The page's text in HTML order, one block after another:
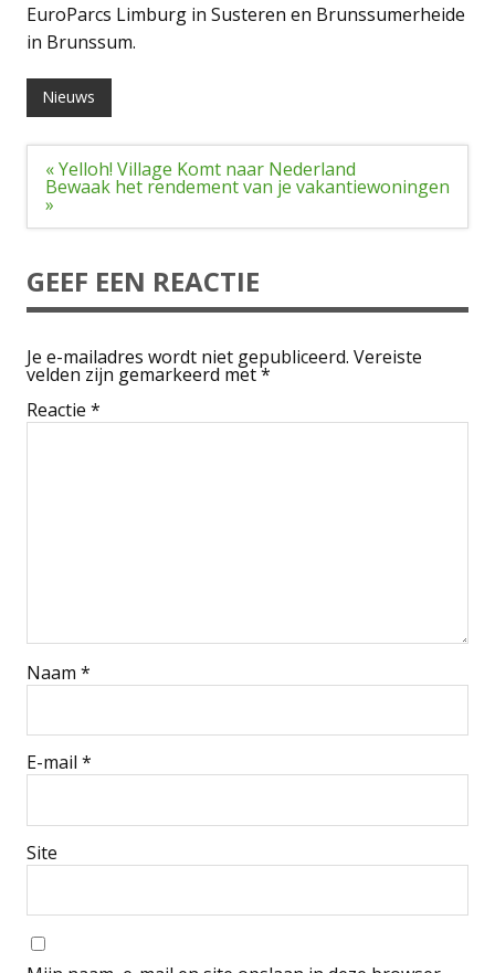
EuroParcs Limburg in Susteren en Brunssumerheide
in Brunssum.
Nieuws
Bericht
navigatie
« Yelloh! Village Komt naar Nederland
Bewaak het rendement van je vakantiewoningen
»
GEEF EEN REACTIE
Je e-mailadres wordt niet gepubliceerd. Vereiste
velden zijn gemarkeerd met*
Reactie *
Naam *
E-mail *
Site